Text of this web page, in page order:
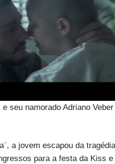
seu namorado Adriano
a jovem escapou da
para a festa da Kiss